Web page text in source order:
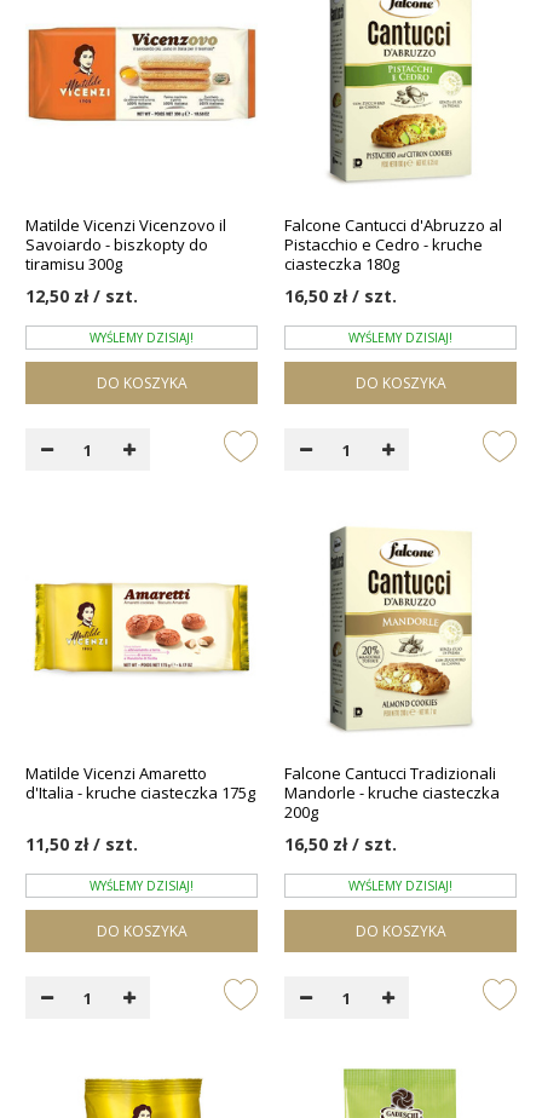
Matilde Vicenzi Vicenzovo il
Savoiardo - biszkopty do
tiramisu 300g
12,50 zł / szt.
WYŚLEMY DZISIAJ!
DO KOSZYKA
Falcone Cantucci d'Abruzzo al
Pistacchio e Cedro - kruche
ciasteczka 180g
16,50 zł / szt.
WYŚLEMY DZISIAJ!
DO KOSZYKA
Matilde Vicenzi Amaretto
d'Italia - kruche ciasteczka 175g
11,50 zł / szt.
WYŚLEMY DZISIAJ!
DO KOSZYKA
Falcone Cantucci Tradizionali
Mandorle - kruche ciasteczka
200g
16,50 zł / szt.
WYŚLEMY DZISIAJ!
DO KOSZYKA